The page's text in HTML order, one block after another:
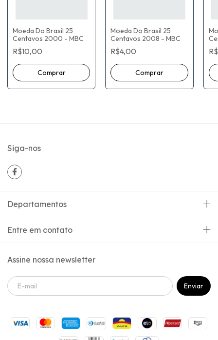
Moeda Do Brasil 25
Centavos 2000 - MBC
R$10,00
Moeda Do Brasil 25
Centavos 2008 - MBC
R$4,00
Siga-nos
Departamentos
Entre em contato
Assine nossa newsletter